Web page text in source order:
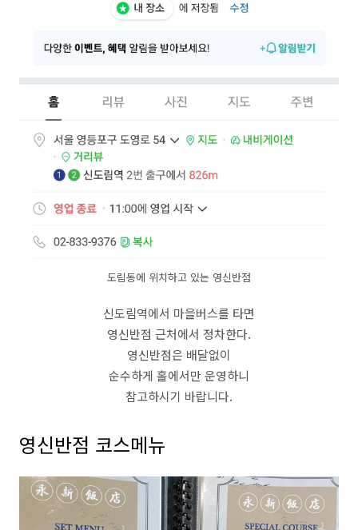
도림동에 위치하고 있는 영신반점
신도림역에서 마을버스를 타면
영신반점 근처에서 정차한다.
영신반점은 배달없이
순수하게 홀에서만 운영하니
참고하시기 바랍니다.
영신반점 코스메뉴